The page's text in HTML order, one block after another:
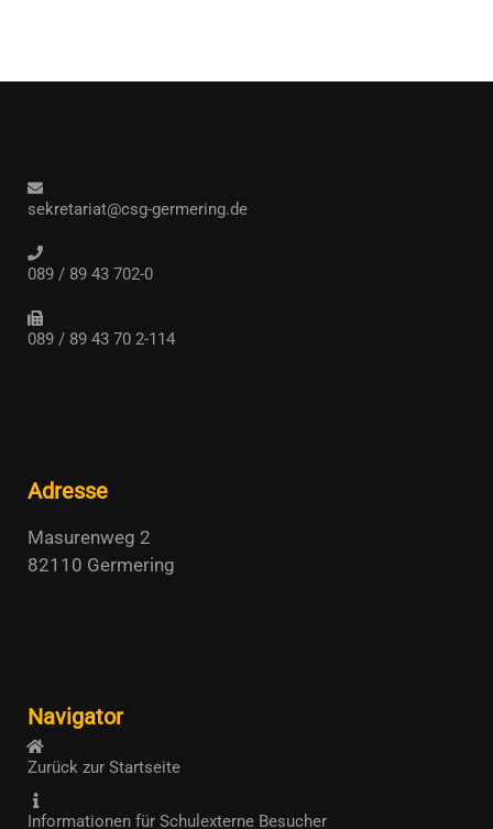
sekretariat@csg-germering.de
089 / 89 43 702-0
089 / 89 43 70 2-114
Adresse
Masurenweg 2
82110 Germering
Navigator
Zurück zur Startseite
Informationen für Schulexterne Besucher